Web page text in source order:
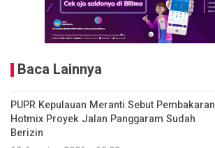
Baca Lainnya
PUPR Kepulauan Meranti Sebut Pembakaran
Hotmix Proyek Jalan Panggaram Sudah
Berizin